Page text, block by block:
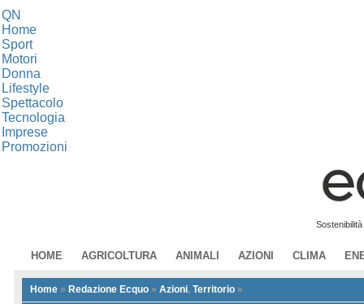
QN
Home
Sport
Motori
Donna
Lifestyle
Spettacolo
Tecnologia
Imprese
Promozioni
HOME AGRICOLTURA ANIMALI AZIONI CLIMA
Home » Redazione Ecquo » Azioni, Territorio »